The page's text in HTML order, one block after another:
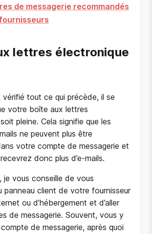
de messagerie recommandés
lettres électronique
vérifié tout ce qui précède, il se
votre boîte aux lettres
pleine. Cela signifie que les
ne peuvent plus être
votre compte de messagerie et
donc plus d’e-mails.
je vous conseille de vous
panneau client de votre fournisseur
ou d’hébergement et d’aller
de messagerie. Souvent, vous y
de messagerie, après quoi